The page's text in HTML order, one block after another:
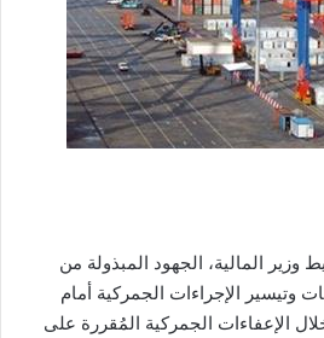
المالية، الجهود المبذولة من
وتيسير الإجراءات الجمركية أمام
الإعفاءات الجمركية المُقررة على